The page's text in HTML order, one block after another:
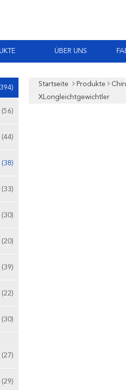
ÜBER UNS
(56)
(44)
(38)
(33)
(30)
(20)
(39)
(22)
(30)
(27)
(29)
Startseite Produkte
XLongleichtgewichtler